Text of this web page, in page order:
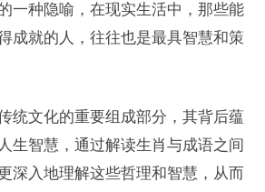
一种隐喻，在现实生活中，那些能
成就的人，往往也是最具智慧和策
统文化的重要组成部分，其背后蕴
生智慧，通过解读生肖与成语之间
深入地理解这些哲理和智慧，从而